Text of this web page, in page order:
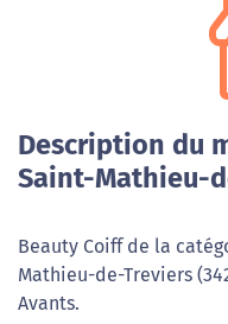
Description du
Saint-Mathieu-
Beauty Coiff de la
Mathieu-de-Treviers
Avants.